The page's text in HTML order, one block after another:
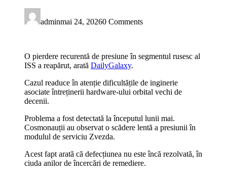
adminmai 24, 20260 Comments
O pierdere recurentă de presiune în segmentul rusesc al
ISS a reapărut, arată DailyGalaxy.
Cazul readuce în atenție dificultățile de inginerie
asociate întreținerii hardware-ului orbital vechi de
decenii.
Problema a fost detectată la începutul lunii mai.
Cosmonauții au observat o scădere lentă a presiunii în
modulul de serviciu Zvezda.
Acest fapt arată că defecțiunea nu este încă rezolvată, în
ciuda anilor de încercări de remediere.